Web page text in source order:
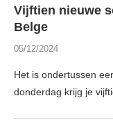
Vijftien nieuwe
Belge
05/12/2024
Het is ondertussen
donderdag krijg je